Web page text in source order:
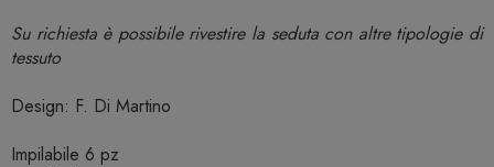
Su richiesta è possibile rivestire la seduta con altre tipologie di
tessuto
Design: F. Di Martino
Impilabile 6 pz